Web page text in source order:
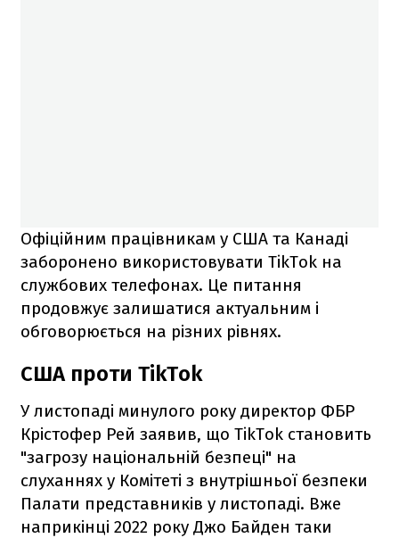
Офіційним працівникам у США та Канаді
заборонено використовувати TikTok на
службових телефонах. Це питання
продовжує залишатися актуальним і
обговорюється на різних рівнях.
США проти TikTok
У листопаді минулого року директор ФБР
Крістофер Рей заявив, що TikTok становить
"загрозу національній безпеці" на
слуханнях у Комітеті з внутрішньої безпеки
Палати представників у листопаді. Вже
наприкінці 2022 року Джо Байден таки